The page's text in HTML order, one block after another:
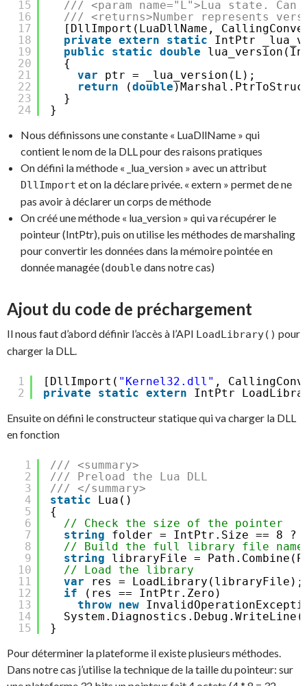
15
16
17
18
19
20
21
22
23
24
/// <param name="L">Lua state. Can
/// <returns>Number represents
[DllImport(LuaDllName,
private extern static
IntPtr
public
static double
{
var
ptr = _lua_version(L);
return
(double
}
}
Nous définissons une constante « LuaDllName » qui
contient le nom de la DLL pour des raisons pratiques
On défini la méthode « _lua_version » avec un attribut
DllImport et on la déclare privée. « extern » permet de ne
pas avoir à déclarer un corps de méthode
On créé une méthode « lua_version » qui va récupérer le
pointeur (IntPtr), puis on utilise les méthodes de marshaling
pour convertir les données dans la mémoire pointée en
donnée managée (doubledans notre cas)
Ajout du code de préchargement
Il nous faut d’abord définir l’accès à l’API LoadLibrary() pour
charger la DLL.
1
2
[DllImport( "Kernel32.dll" ,
private
static extern
IntPtr
Ensuite on défini le constructeur statique qui va charger la DLL
en fonction
1
2
3
4
5
6
7
8
9
10
11
12
13
14
15
/// <summary>
/// Preload the Lua DLL
/// </summary>
static
Lua()
{
// Check the size of the pointer
string
folder = IntPtr.Size == 8 ?
// Build the full library file name
string
libraryFile =
// Load the library
var
res = LoadLibrary(libraryFile);
if
(res == IntPtr.Zero)
throw new
}
Pour déterminer la plateforme il existe plusieurs méthodes.
Dans notre cas j’utilise la technique de la taille du pointeur: sur